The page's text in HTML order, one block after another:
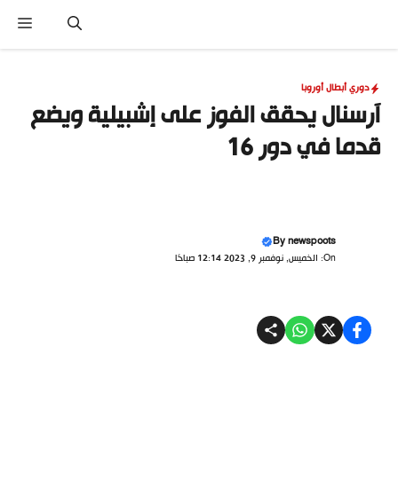
المحتوى
دوري أبطال أوروبا
آرسنال يحقق الفوز على إشبيلية ويضع
قدما في دور 16
Bynewspoots
On: الخميس, نوفمبر 9, 2023 12:14 صباحًا